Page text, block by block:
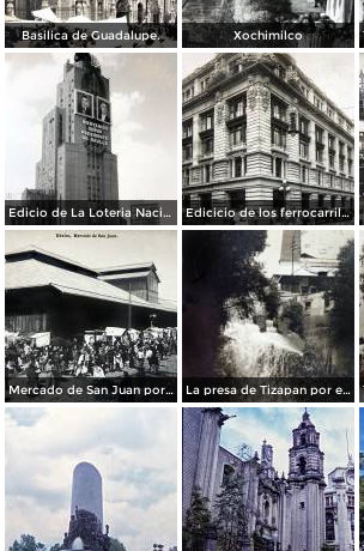
Basilica de Guadalupe. Xochimilco
Edicio de La Loteria Nacional Ciudad de México Abril de 1964 Edicicio de los ferrocarriles.
Mercado de San Juan por el fotografo Felix Miret La presa de Tizapan por el fotografo Fernando Kososky. ( Circulada el 22 de Diembre de 1910 ).